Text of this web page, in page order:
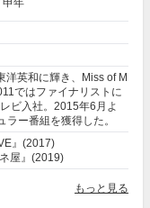
申年
洋英和に輝き、Miss of M
ではファイナリストに
ビ入社。2015年6月よ
ラー番組を獲得した。
』(2017)
屋』(2019)
もっと見る